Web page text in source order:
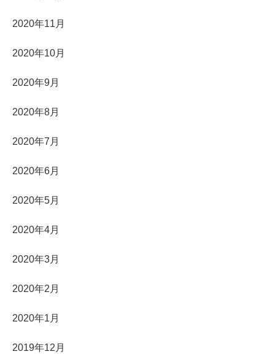
2020年11月
2020年10月
2020年9月
2020年8月
2020年7月
2020年6月
2020年5月
2020年4月
2020年3月
2020年2月
2020年1月
2019年12月